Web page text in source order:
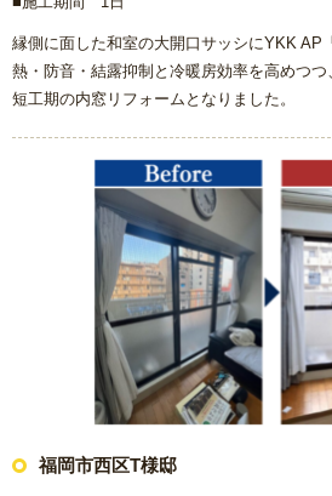
縁側に面した和室の大開口サッシにYKK AP
熱・防音・結露抑制と冷暖房効率を高めつ
短工期の内窓リフォームとなりました。
福岡市西区T様邸